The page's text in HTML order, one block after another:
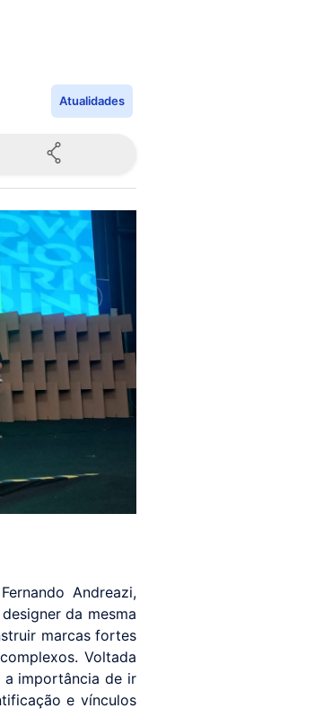
Atualidades
Andreazi,
da mesma
marcas fortes
Voltada
a importância de ir
e vínculos